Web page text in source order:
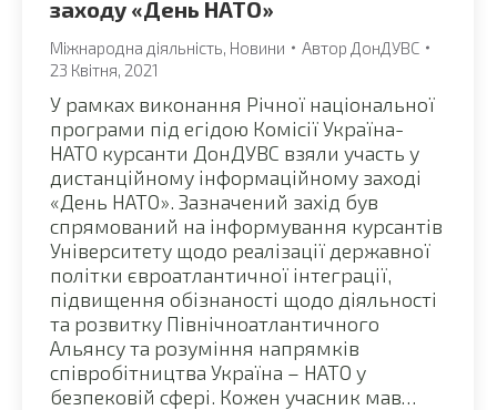
заходу «День НАТО»
Міжнародна діяльність, Новини Автор ДонДУВС
23 Квітня, 2021
У рамках виконання Річної національної
програми під егідою Комісії Україна-
НАТО курсанти ДонДУВС взяли участь у
дистанційному інформаційному заході
«День НАТО». Зазначений захід був
спрямований на інформування курсантів
Університету щодо реалізації державної
політки євроатлантичної інтеграції,
підвищення обізнаності щодо діяльності
та розвитку Північноатлантичного
Альянсу та розуміння напрямків
співробітництва Україна – НАТО у
безпековій сфері. Кожен учасник мав…